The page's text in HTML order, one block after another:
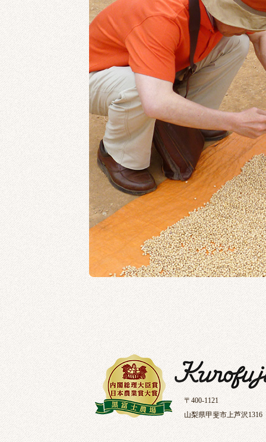
〒400-1121
山梨県甲斐市上芦沢1316